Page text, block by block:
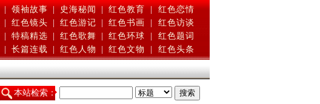
| 领袖故事 | 史海秘闻 | 红色教育 |
红色恋情
红色镜头 红色游记 红色书画
红色访谈
特稿精选 红色歌舞 红色环球
红色题词
长篇连载 红色人物 红色文物 红色头条
本站检索：